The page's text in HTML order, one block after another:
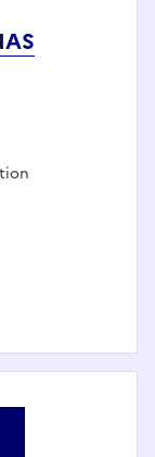
(H/F) - CIAS